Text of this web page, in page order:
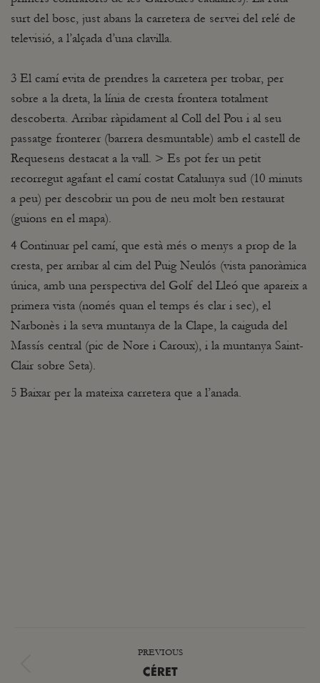
surt del bosc, just abans la carretera de servei del relé de
televisió, a l’alçada d’una clavilla.
3 El camí evita de prendres la carretera per trobar, per
sobre a la dreta, la línia de cresta frontera totalment
descoberta. Arribar ràpidament al Coll del Pou i al seu
passatge fronterer (barrera desmuntable) amb el castell de
Requesens destacat a la vall. > Es pot fer un petit
recorregut agafant el camí costat Catalunya sud (10 minuts
a peu) per descobrir un pou de neu molt ben restaurat
(guions en el mapa).
4 Continuar pel camí, que està més o menys a prop de la
cresta, per arribar al cim del Puig Neulós (vista panoràmica
única, amb una perspectiva del Golf del Lleó que apareix a
primera vista (només quan el temps és clar i sec), el
Narbonès i la seva muntanya de la Clape, la caiguda del
Massís central (pic de Nore i Caroux), i la muntanya Saint-
Clair sobre Seta).
5 Baixar per la mateixa carretera que a l’anada.
PREVIOUS
Previous
CÉRET